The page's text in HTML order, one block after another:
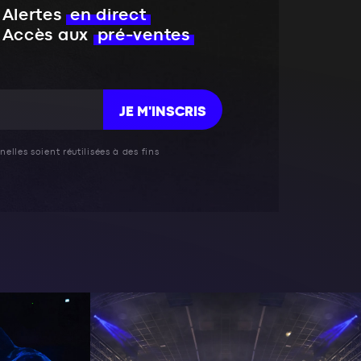
Alertes en direct
Accès aux pré-ventes
JE M'INSCRIS
soient réutilisées à des fins